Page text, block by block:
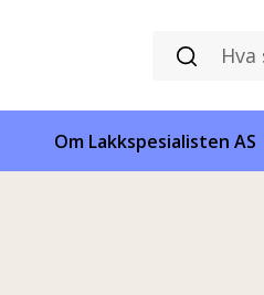
Om Lakkspesialisten AS